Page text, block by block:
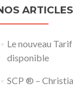
Le nouveau
disponible
SCP ® –